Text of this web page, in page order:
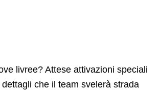
livree? Attese attivazioni speciali
che il team svelerà strada